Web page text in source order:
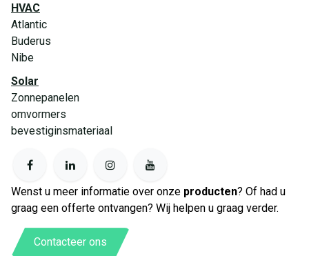
HVAC
Atlantic
Buderus
Nibe
Solar
Zonnepanelen
omvormers
bevestiginsmateriaal
Wenst u meer informatie over onze producten? Of had u
graag een offerte ontvangen? Wij helpen u graag verder.
Contacteer ons